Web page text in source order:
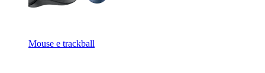
Mouse e trackball